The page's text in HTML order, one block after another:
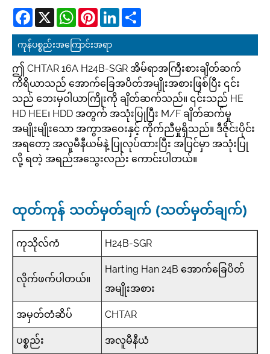
Facebook
X WhatsAppPinterestLinkedIn
ကုန်ပစ္စည်းအကြောင်းအရာ
ဤ CHTAR 16A H24B-SGR အိမ်ရာအကြီးစားချိတ်ဆက်
ကိရိယာသည် အောက်ခြေအပိတ်အမျိုးအစားဖြစ်ပြီး ၎င်း
သည် ဘေးမှဝါယာကြိုးကို ချိတ်ဆက်သည်။ ၎င်းသည် HE
HD HEE၊ HDD အတွက် အသုံးပြုပြီး M/F ချိတ်ဆက်မှု
အမျိုးမျိုးသော အကွာအဝေးနှင့် ကိုက်ညီမှုရှိသည်။ ဒီဇိုင်းပိုင်း
အရတော့ အလူမီနီယမ်နဲ့ ပြုလုပ်ထားပြီး အပြင်မှာ အသုံးပြု
လို့ ရတဲ့ အရည်အသွေးလည်း ကောင်းပါတယ်။
ထုတ်ကုန် သတ်မှတ်ချက် (သတ်မှတ်ချက်)
ကုသိုလ်ကံ H24B-SGR
လိုက်ဖက်ပါတယ်။
Harting Han 24B အောက်ခြေပိတ်
အမျိုးအစား
အမှတ်တံဆိပ် CHTAR
ပစ္စည်း အလူမီနီယံ